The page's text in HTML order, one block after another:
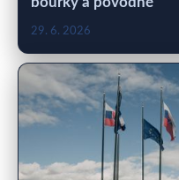
29. 6. 2026